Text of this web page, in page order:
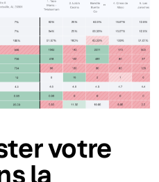
votre
la